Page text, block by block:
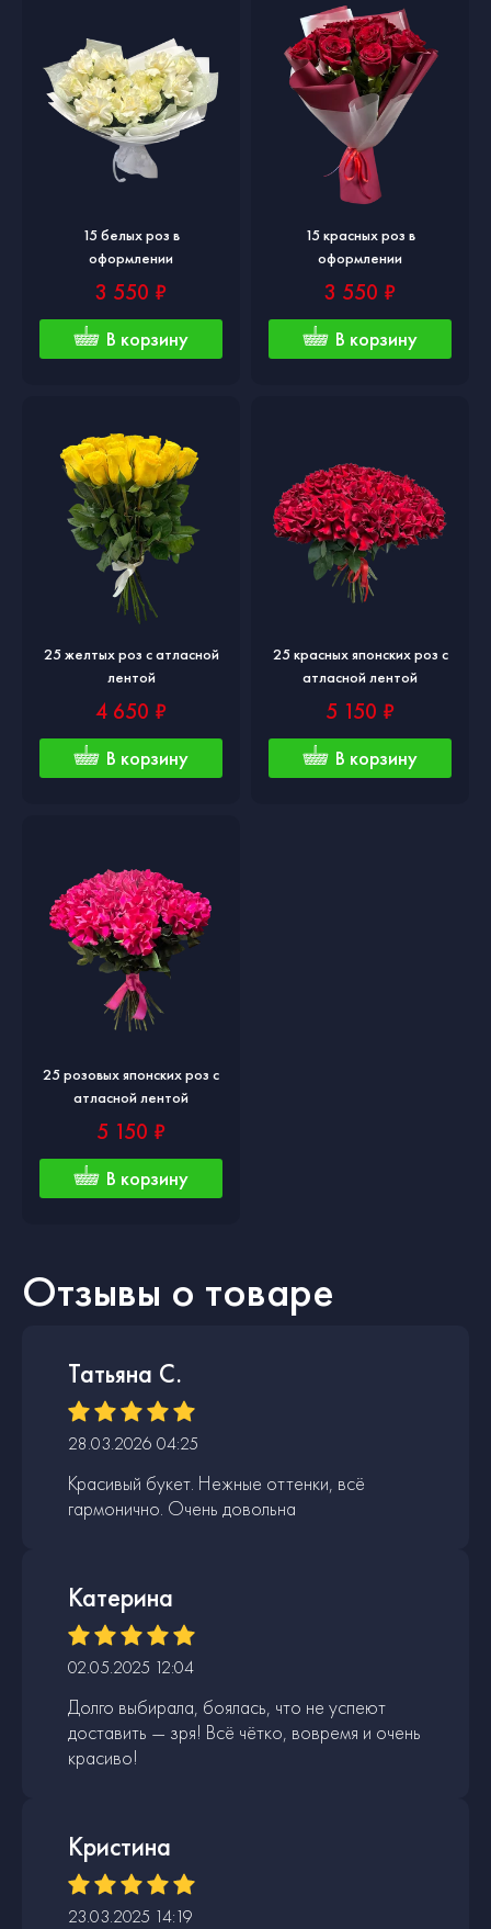
Отзывы о товаре
Татьяна С.
28.03.2026 04:25
Красивый букет. Нежные оттенки, всё
гармонично. Очень довольна
Катерина
02.05.2025 12:04
Долго выбирала, боялась, что не успеют
доставить — зря! Всё чётко, вовремя и очень
красиво!
Кристина
23.03.2025 14:19
15 белых роз в
оформлении
3 550 ₽
В корзину
15 красных роз в
оформлении
3 550 ₽
В корзину
25 желтых роз с атласной
лентой
4 650 ₽
В корзину
25 красных японских роз с
атласной лентой
5 150 ₽
В корзину
25 розовых японских роз с
атласной лентой
5 150 ₽
В корзину